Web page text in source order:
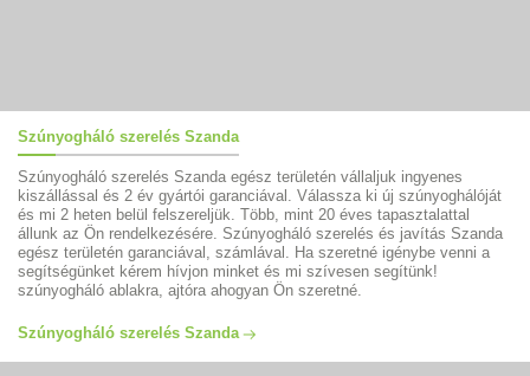
Szúnyogháló szerelés Szanda
Szúnyogháló szerelés Szanda egész területén vállaljuk ingyenes
kiszállással és 2 év gyártói garanciával. Válassza ki új szúnyoghálóját
és mi 2 heten belül felszereljük. Több, mint 20 éves tapasztalattal
állunk az Ön rendelkezésére. Szúnyogháló szerelés és javítás Szanda
egész területén garanciával, számlával. Ha szeretné igénybe venni a
segítségünket kérem hívjon minket és mi szívesen segítünk!
szúnyogháló ablakra, ajtóra ahogyan Ön szeretné.
Szúnyogháló szerelés Szanda